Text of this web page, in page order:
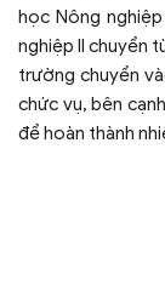
học Nông
nghiệp II chuyển
trường chuyển
chức vụ, bên
để hoàn thành